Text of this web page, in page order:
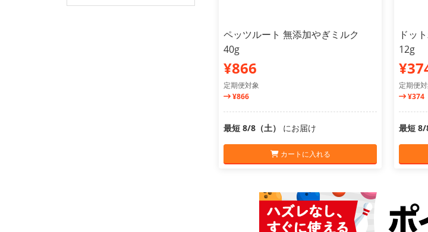
ペッツルート 無添加やぎミルク
40g
¥866
定期便対象
¥866
最短 8/8（土） にお届け
カートに入れる
ドッ
12g
定期便
¥374
最短 8/